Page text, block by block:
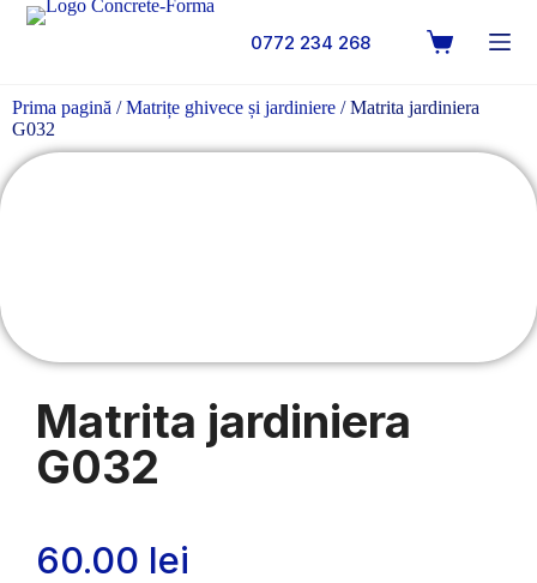
0772 234 268
Prima pagină /Matrițe ghivece și jardiniere / Matrita jardiniera
G032
Matrita jardiniera
G032
60.00 lei